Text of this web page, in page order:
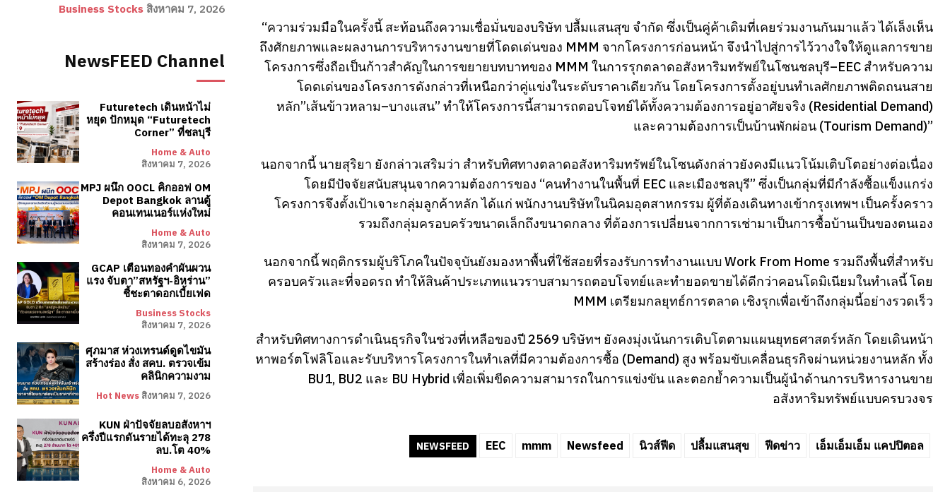
Business Stocks สิงหาคม 7, 2026
NewsFEED Channel
Futuretech เดินหน้าไม่
หยุด ปักหมุด “Futuretech
Corner” ที่ชลบุรี
Home & Auto
สิงหาคม 7, 2026
MPJ ผนึก OOCL คิกออฟ OM
Depot Bangkok ลานตู้
คอนเทนเนอร์แห่งใหม่
Home & Auto
สิงหาคม 7, 2026
GCAP เตือนทองคำผันผวน
แรง จับตา”สหรัฐฯ-อิหร่าน”
ชี้ชะตาดอกเบี้ยเฟด
Business Stocks
สิงหาคม 7, 2026
ศุภมาส ห่วงเทรนด์ดูดไขมัน
สร้างร่อง สั่ง สคบ. ตรวจเข้ม
คลินิกความงาม
Hot News สิงหาคม 7, 2026
KUN ฝ่าปัจจัยลบอสังหาฯ
ครึ่งปีแรกดันรายได้ทะลุ 278
ลบ.โต 40%
Home & Auto
สิงหาคม 6, 2026
“ความร่วมมือในครั้งนี้ สะท้อนถึงความเชื่อมั่นของบริษัท ปลื้มแสนสุข จำกัด ซึ่งเป็นคู่ค้าเดิมที่เคยร่วมงานกันมาแล้ว ได้เล็งเห็น
ถึงศักยภาพและผลงานการบริหารงานขายที่โดดเด่นของ MMM จากโครงการก่อนหน้า จึงนำไปสู่การไว้วางใจให้ดูแลการขาย
โครงการซึ่งถือเป็นก้าวสำคัญในการขยายบทบาทของ MMM ในการรุกตลาดอสังหาริมทรัพย์ในโซนชลบุรี–EEC สำหรับความ
โดดเด่นของโครงการดังกล่าวที่เหนือกว่าคู่แข่งในระดับราคาเดียวกัน โดยโครงการตั้งอยู่บนทำเลศักยภาพติดถนนสาย
หลัก”เส้นข้าวหลาม–บางแสน” ทำให้โครงการนี้สามารถตอบโจทย์ได้ทั้งความต้องการอยู่อาศัยจริง (Residential Demand)
และความต้องการเป็นบ้านพักผ่อน (Tourism Demand)”
นอกจากนี้ นายสุริยา ยังกล่าวเสริมว่า สำหรับทิศทางตลาดอสังหาริมทรัพย์ในโซนดังกล่าวยังคงมีแนวโน้มเติบโตอย่างต่อเนื่อง
โดยมีปัจจัยสนับสนุนจากความต้องการของ “คนทำงานในพื้นที่ EEC และเมืองชลบุรี” ซึ่งเป็นกลุ่มที่มีกำลังซื้อแข็งแกร่ง
โครงการจึงตั้งเป้าเจาะกลุ่มลูกค้าหลัก ได้แก่ พนักงานบริษัทในนิคมอุตสาหกรรม ผู้ที่ต้องเดินทางเข้ากรุงเทพฯ เป็นครั้งคราว
รวมถึงกลุ่มครอบครัวขนาดเล็กถึงขนาดกลาง ที่ต้องการเปลี่ยนจากการเช่ามาเป็นการซื้อบ้านเป็นของตนเอง
นอกจากนี้ พฤติกรรมผู้บริโภคในปัจจุบันยังมองหาพื้นที่ใช้สอยที่รองรับการทำงานแบบ Work From Home รวมถึงพื้นที่สำหรับ
ครอบครัวและที่จอดรถ ทำให้สินค้าประเภทแนวราบสามารถตอบโจทย์และทำยอดขายได้ดีกว่าคอนโดมิเนียมในทำเลนี้ โดย
MMM เตรียมกลยุทธ์การตลาด เชิงรุกเพื่อเข้าถึงกลุ่มนี้อย่างรวดเร็ว
สำหรับทิศทางการดำเนินธุรกิจในช่วงที่เหลือของปี 2569 บริษัทฯ ยังคงมุ่งเน้นการเติบโตตามแผนยุทธศาสตร์หลัก โดยเดินหน้า
หาพอร์ตโฟลิโอและรับบริหารโครงการในทำเลที่มีความต้องการซื้อ (Demand) สูง พร้อมขับเคลื่อนธุรกิจผ่านหน่วยงานหลัก ทั้ง
BU1, BU2 และ BU Hybrid เพื่อเพิ่มขีดความสามารถในการแข่งขัน และตอกย้ำความเป็นผู้นำด้านการบริหารงานขาย
อสังหาริมทรัพย์แบบครบวงจร
NEWSFEED EEC mmm Newsfeed นิวส์ฟีด ปลื้มแสนสุข ฟีดข่าว เอ็มเอ็มเอ็ม แคปปิตอล